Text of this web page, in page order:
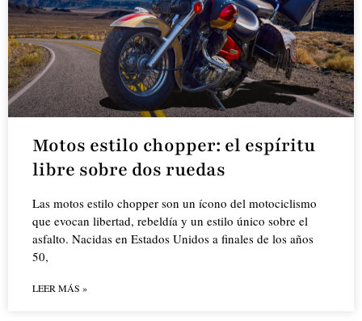
Motos estilo chopper: el espíritu
libre sobre dos ruedas
Las motos estilo chopper son un ícono del motociclismo
que evocan libertad, rebeldía y un estilo único sobre el
asfalto. Nacidas en Estados Unidos a finales de los años
50,
LEER MÁS »